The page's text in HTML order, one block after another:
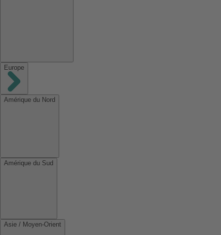
Europe
Amérique du Nord
Amérique du Sud
Asie / Moyen-Orient